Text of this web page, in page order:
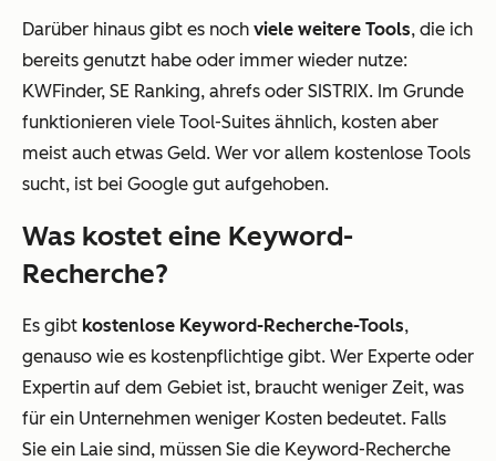
Darüber hinaus gibt es noch viele weitere Tools, die ich
bereits genutzt habe oder immer wieder nutze:
KWFinder, SE Ranking, ahrefs oder SISTRIX. Im Grunde
funktionieren viele Tool-Suites ähnlich, kosten aber
meist auch etwas Geld. Wer vor allem kostenlose Tools
sucht, ist bei Google gut aufgehoben.
Was kostet eine Keyword-
Recherche?
Es gibt kostenlose Keyword-Recherche-Tools,
genauso wie es kostenpflichtige gibt. Wer Experte oder
Expertin auf dem Gebiet ist, braucht weniger Zeit, was
für ein Unternehmen weniger Kosten bedeutet. Falls
Sie ein Laie sind, müssen Sie die Keyword-Recherche